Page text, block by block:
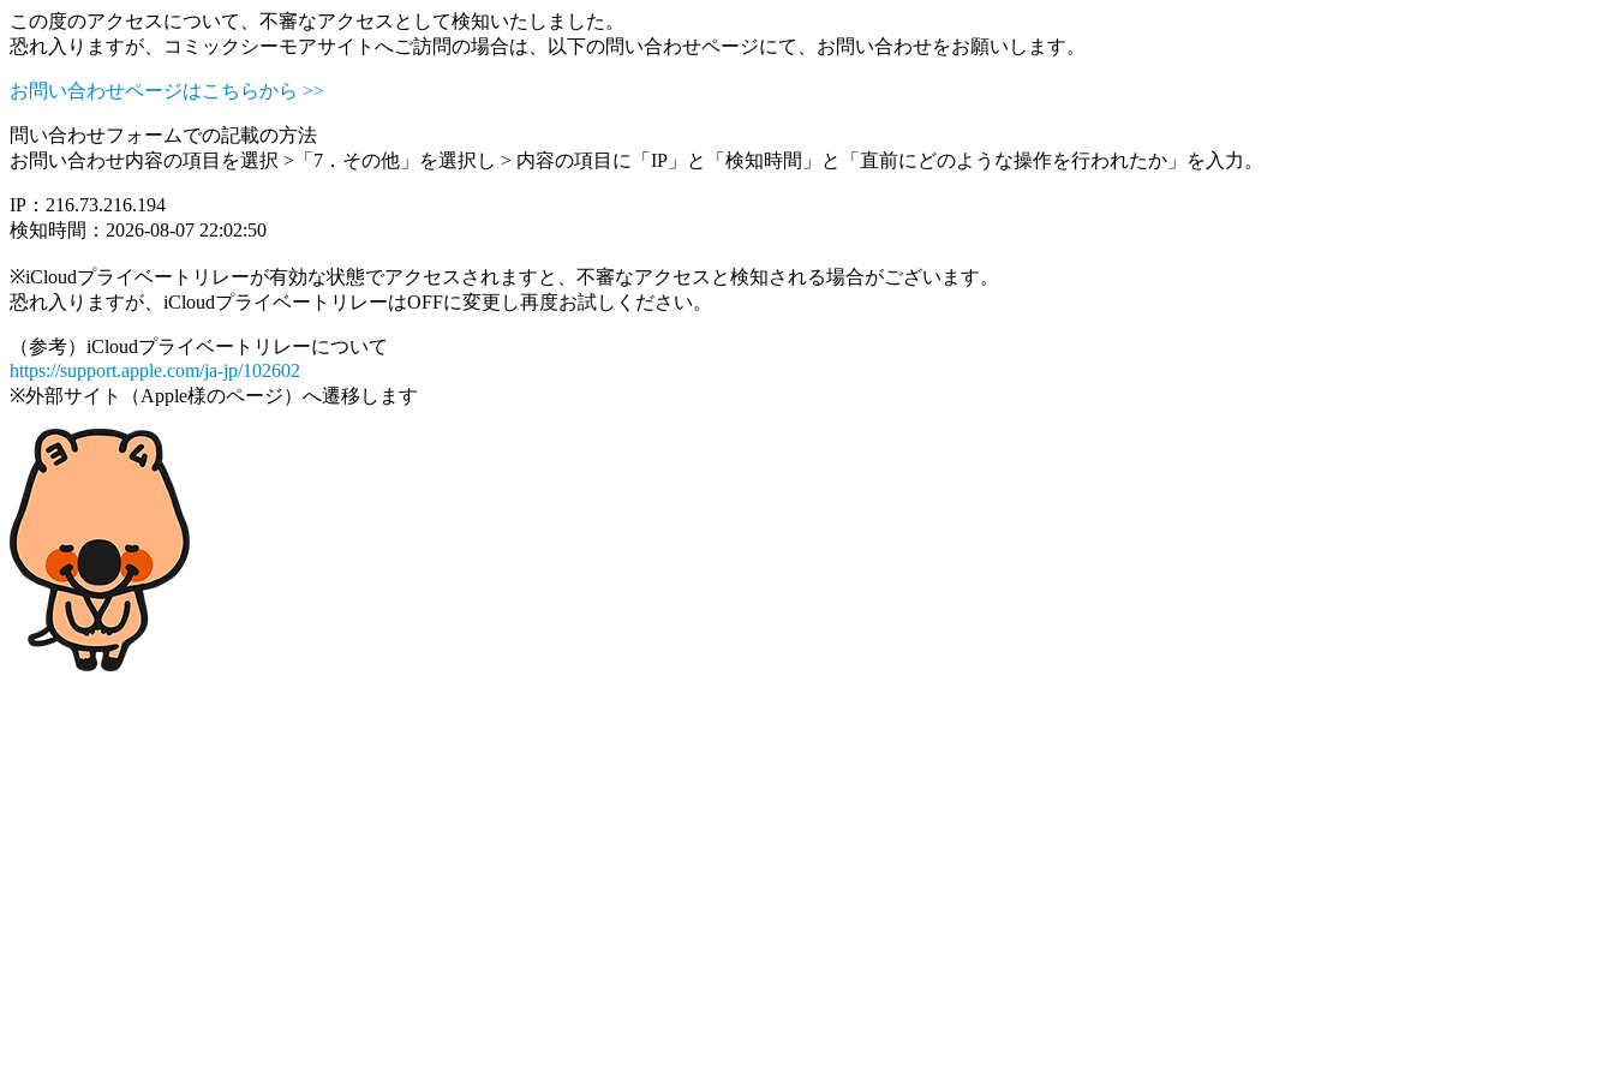
この度のアクセスについて、不審なアクセスとして検知いたしました。
恐れ入りますが、コミックシーモアサイトへご訪問の場合は、以下の問い合わせページにて、お問い合わせをお願いします。
お問い合わせページはこちらから >>
問い合わせフォームでの記載の方法
お問い合わせ内容の項目を選択 >「7．その他」を選択し > 内容の項目に「IP」と「検知時間」と「直前にどのような操作を行われたか」を入力。
IP：216.73.216.194
検知時間：2026-08-07 22:02:50
※iCloudプライベートリレーが有効な状態でアクセスされますと、不審なアクセスと検知される場合がございます。
恐れ入りますが、iCloudプライベートリレーはOFFに変更し再度お試しください。
（参考）iCloudプライベートリレーについて
https://support.apple.com/ja-jp/102602
※外部サイト（Apple様のページ）へ遷移します